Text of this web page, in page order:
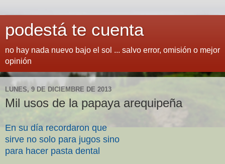
podestá te cuenta
no hay nada nuevo bajo el sol ... salvo error, omisión o mejor
opinión
LUNES, 9 DE DICIEMBRE DE 2013
Mil usos de la papaya arequipeña
En su día recordaron que
sirve no solo para jugos sino
para hacer pasta dental